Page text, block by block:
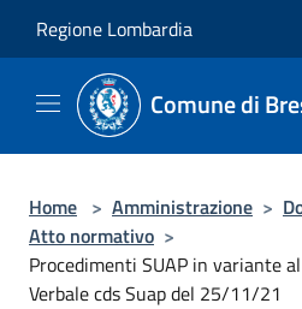
Regione Lombardia
Comune di
Home > Amministrazione >
Atto normativo >
Procedimenti SUAP in variante
Verbale cds Suap del 25/11/21